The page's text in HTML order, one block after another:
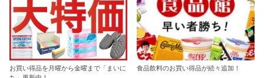
お買い得品を月曜から金曜まで「まいに
食品飲料のお買い得品が続々追加！